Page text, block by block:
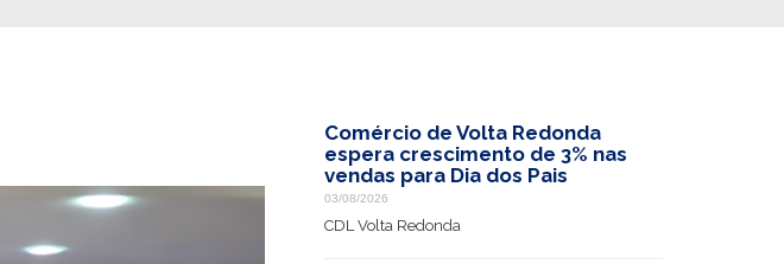
Comércio de Volta Redonda
espera crescimento de 3% nas
vendas para Dia dos Pais
03/08/2026
CDL Volta Redonda